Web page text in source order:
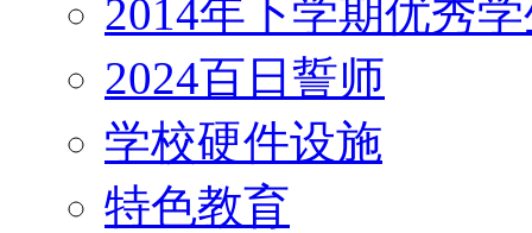
2014年下学期优秀
2024百日誓师
学校硬件设施
特色教育